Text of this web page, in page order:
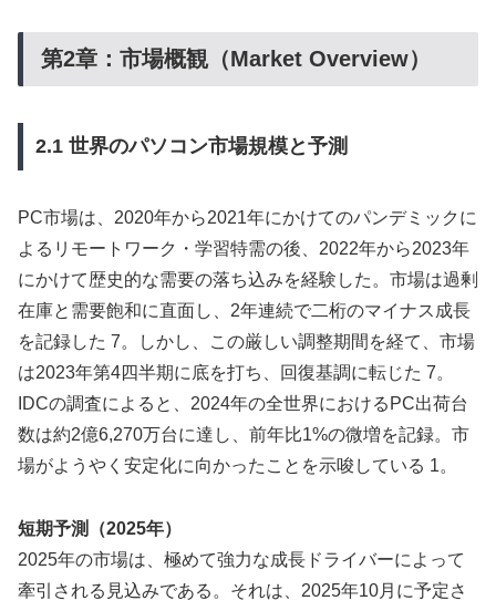
第2章：市場概観（Market Overview）
2.1 世界のパソコン市場規模と予測
PC市場は、2020年から2021年にかけてのパンデミックに
よるリモートワーク・学習特需の後、2022年から2023年
にかけて歴史的な需要の落ち込みを経験した。市場は過剰
在庫と需要飽和に直面し、2年連続で二桁のマイナス成長
を記録した 7。しかし、この厳しい調整期間を経て、市場
は2023年第4四半期に底を打ち、回復基調に転じた 7。
IDCの調査によると、2024年の全世界におけるPC出荷台
数は約2億6,270万台に達し、前年比1%の微増を記録。市
場がようやく安定化に向かったことを示唆している 1。
短期予測（2025年）
2025年の市場は、極めて強力な成長ドライバーによって
牽引される見込みである。それは、2025年10月に予定さ